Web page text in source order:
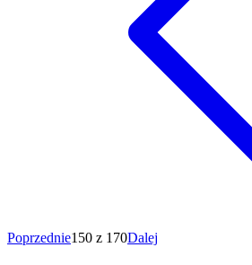
Poprzednie150 z 170Dalej